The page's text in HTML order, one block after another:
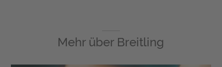
Mehr über Breitling